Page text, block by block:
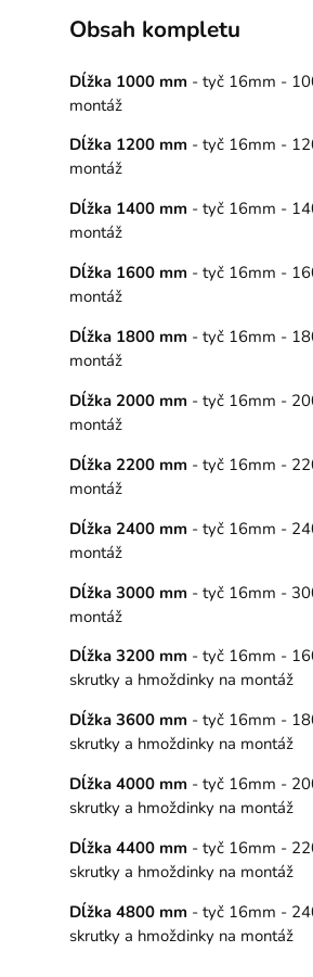
Obsah kompletu
Dĺžka 1000 mm - tyč 16mm -
montáž
Dĺžka 1200 mm - tyč 16mm -
montáž
Dĺžka 1400 mm - tyč 16mm -
montáž
Dĺžka 1600 mm - tyč 16mm -
montáž
Dĺžka 1800 mm - tyč 16mm -
montáž
Dĺžka 2000 mm - tyč 16mm -
montáž
Dĺžka 2200 mm - tyč 16mm -
montáž
Dĺžka 2400 mm - tyč 16mm -
montáž
Dĺžka 3000 mm - tyč 16mm -
montáž
Dĺžka 3200 mm - tyč 16mm -
skrutky a hmoždinky na montáž
Dĺžka 3600 mm - tyč 16mm -
skrutky a hmoždinky na montáž
Dĺžka 4000 mm - tyč 16mm -
skrutky a hmoždinky na montáž
Dĺžka 4400 mm - tyč 16mm -
skrutky a hmoždinky na montáž
Dĺžka 4800 mm - tyč 16mm -
skrutky a hmoždinky na montáž